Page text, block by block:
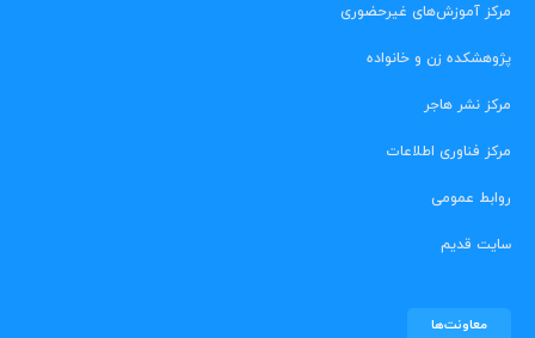
مرکز آموزش‌های غیرحضوری
پژوهشکده زن و خانواده
مرکز نشر هاجر
مرکز فناوری اطلاعات
روابط عمومی
سایت قدیم
معاونت‌ها